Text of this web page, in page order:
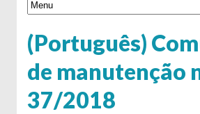
(Português)
de manutenção
37/2018